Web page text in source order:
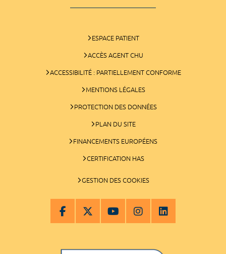
ESPACE PATIENT
ACCÈS AGENT CHU
ACCESSIBILITÉ : PARTIELLEMENT CONFORME
MENTIONS LÉGALES
PROTECTION DES DONNÉES
PLAN DU SITE
FINANCEMENTS EUROPÉENS
CERTIFICATION HAS
GESTION DES COOKIES